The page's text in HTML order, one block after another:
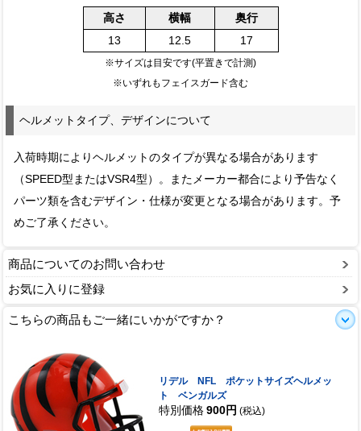
高さ 横幅
奥行
13
12.5 17
※サイズは目安です(平置きで計測)
※いずれもフェイスガード含む
ヘルメットタイプ、デザインについて
入荷時期によりヘルメットのタイプが異なる場合があります
（SPEED型またはVSR4型）。またメーカー都合により予告なく
パーツ類を含むデザイン・仕様が変更となる場合があります。予
めご了承ください。
商品についてのお問い合わせ
お気に入りに登録
こちらの商品もご一緒にいかがですか？
リデル NFL ポケットサイズヘルメッ
ト ベンガルズ
特別価格 900円 (税込)